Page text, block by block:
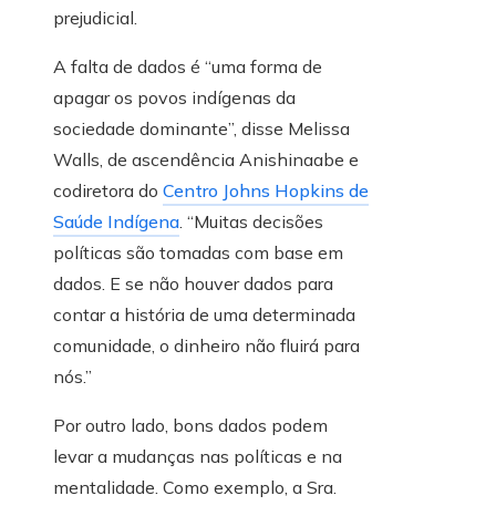
prejudicial.
A falta de dados é “uma forma de
apagar os povos indígenas da
sociedade dominante”, disse Melissa
Walls, de ascendência Anishinaabe e
codiretora do Centro Johns Hopkins de
Saúde Indígena. “Muitas decisões
políticas são tomadas com base em
dados. E se não houver dados para
contar a história de uma determinada
comunidade, o dinheiro não fluirá para
nós.”
Por outro lado, bons dados podem
levar a mudanças nas políticas e na
mentalidade. Como exemplo, a Sra.